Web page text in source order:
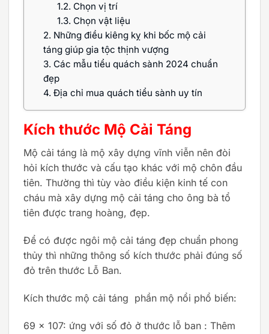
1.2. Chọn vị trí
1.3. Chọn vật liệu
2. Những điều kiêng kỵ khi bốc mộ cải
táng giúp gia tộc thịnh vượng
3. Các mẫu tiểu quách sành 2024 chuẩn
đẹp
4. Địa chỉ mua quách tiểu sành uy tín
Kích thước Mộ Cải Táng
Mộ cải táng là mộ xây dựng vĩnh viễn nên đòi
hỏi kích thước và cấu tạo khác với mộ chôn đầu
tiên. Thường thì tùy vào điều kiện kinh tế con
cháu mà xây dựng mộ cải táng cho ông bà tổ
tiên được trang hoàng, đẹp.
Để có được ngôi mộ cải táng đẹp chuẩn phong
thủy thì những thông số kích thước phải đúng số
đỏ trên thước Lỗ Ban.
Kích thước mộ cải táng phần mộ nổi phổ biến:
69 x 107: ứng với số đỏ ở thước lỗ ban : Thêm